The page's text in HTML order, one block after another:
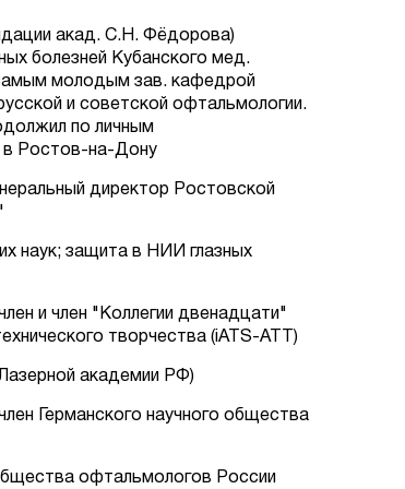
акад. С.Н. Фёдорова)
болезней Кубанского мед.
молодым зав. кафедрой
и советской офтальмологии.
по личным
в Ростов-на-Дону
директор Ростовской
наук; защита в НИИ глазных
и член "Коллегии двенадцати"
творчества (iATS-ATT)
академии РФ)
Германского научного общества
офтальмологов России